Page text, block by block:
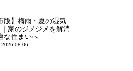
版】梅雨・夏の湿気
家のジメジメを解消
な住まいへ
2026-08-06